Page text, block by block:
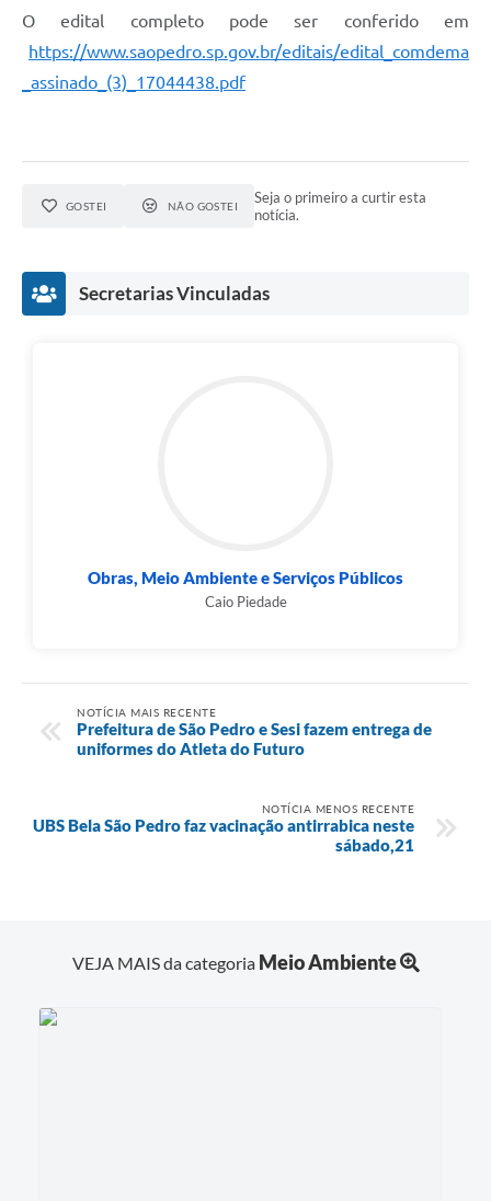
O edital completo pode ser conferido em
https://www.saopedro.sp.gov.br/editais/edital_comdema
_assinado_(3)_17044438.pdf
GOSTEI NÃO GOSTEI
Seja o primeiro a curtir esta
notícia.
Secretarias Vinculadas
Obras, Meio Ambiente e Serviços Públicos
Caio Piedade
NOTÍCIA MAIS RECENTE
Prefeitura de São Pedro e Sesi fazem entrega de
uniformes do Atleta do Futuro
NOTÍCIA MENOS RECENTE
UBS Bela São Pedro faz vacinação antirrabica neste
sábado,21
VEJA MAIS da categoria Meio Ambiente